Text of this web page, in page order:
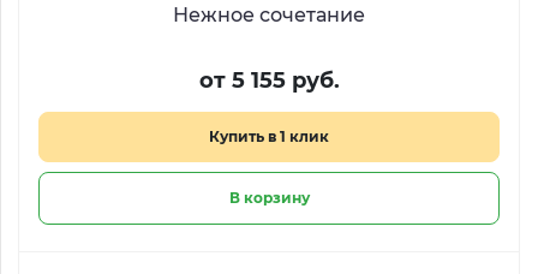
Нежное сочетание
от 5 155 руб.
Купить в 1 клик
В корзину